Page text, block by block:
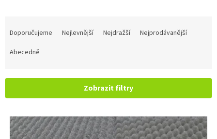
Doporučujeme Nejlevnější Nejdražší
Nejprodávanější
Abecedně
Zobrazit filtry